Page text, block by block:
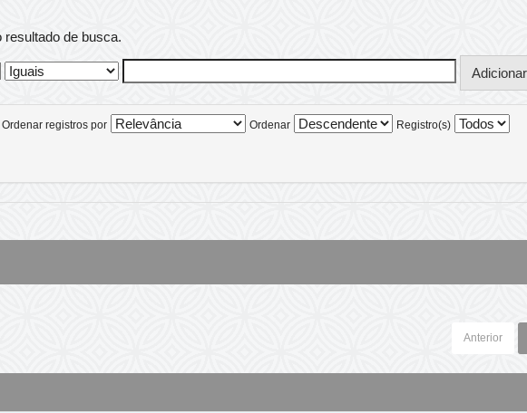
resultado de busca.
Ordenar registros por Ordenar Registro(s)
Anterior